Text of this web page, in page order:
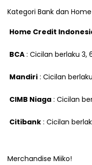
Kategori Bank dan
Home Credit
BCA : Cicilan berlaku 3,
Mandiri : Cicilan
CIMB Niaga : Cicilan
Citibank : Cicilan
Merchandise Miiko!